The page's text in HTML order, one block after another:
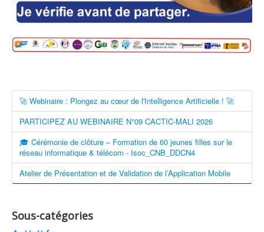
🚀 Webinaire : Plongez au cœur de l'Intelligence Artificielle ! 🚀
PARTICIPEZ AU WEBINAIRE N°09 CACTIC-MALI 2026
🎓 Cérémonie de clôture – Formation de 60 jeunes filles sur le
réseau informatique & télécom - Isoc_CNB_DDCN4
Atelier de Présentation et de Validation de l’Application Mobile
Sous-catégories